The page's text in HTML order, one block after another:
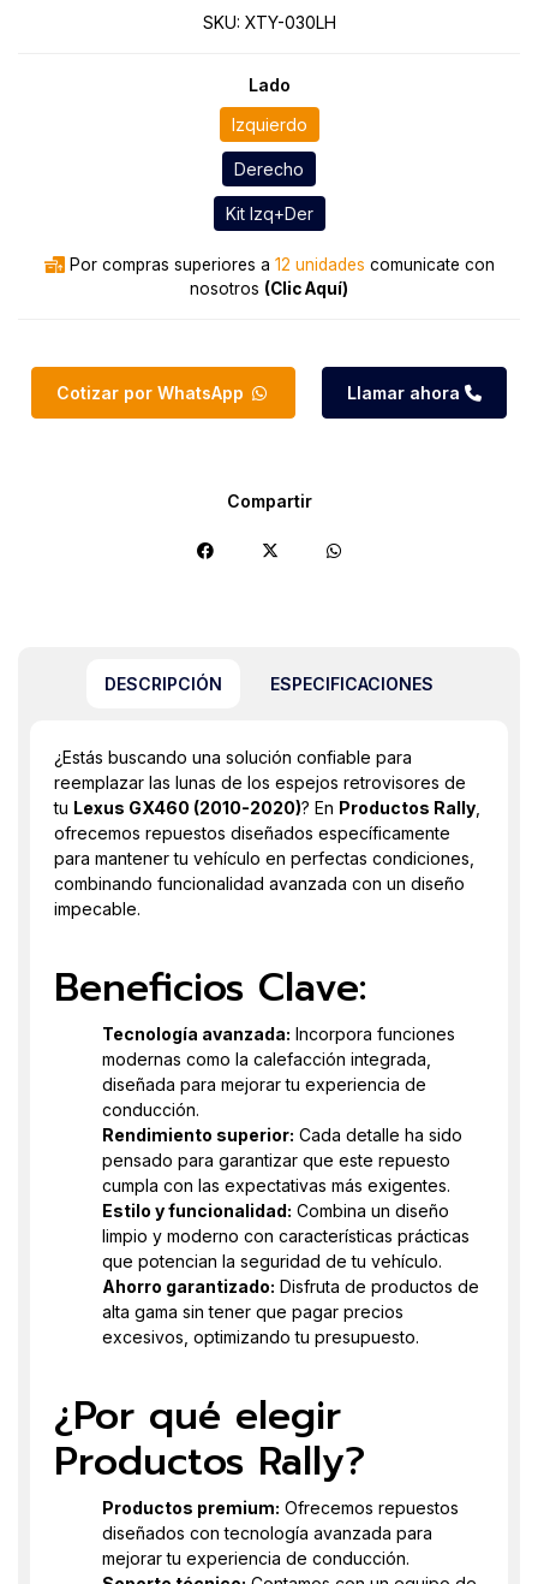
SKU: XTY-030LH
Lado
Izquierdo
Derecho
Kit Izq+Der
Por compras superiores a 12 unidades comunicate con
nosotros (Clic Aquí)
Cotizar por WhatsApp Llamar ahora
Compartir
DESCRIPCIÓN ESPECIFICACIONES
¿Estás buscando una solución confiable para
reemplazar las lunas de los espejos retrovisores de
tu Lexus GX460 (2010-2020)? En Productos Rally
ofrecemos repuestos diseñados específicamente
para mantener tu vehículo en perfectas condiciones,
combinando funcionalidad avanzada con un diseño
impecable.
Beneficios Clave:
Tecnología avanzada: Incorpora funciones
modernas como la calefacción integrada,
diseñada para mejorar tu experiencia de
conducción.
Rendimiento superior: Cada detalle ha sido
pensado para garantizar que este repuesto
cumpla con las expectativas más exigentes.
Estilo y funcionalidad: Combina un diseño
limpio y moderno con características prácticas
que potencian la seguridad de tu vehículo.
Ahorro garantizado: Disfruta de productos de
alta gama sin tener que pagar precios
excesivos, optimizando tu presupuesto.
¿Por qué elegir
Productos Rally?
Productos premium: Ofrecemos repuestos
diseñados con tecnología avanzada para
mejorar tu experiencia de conducción.